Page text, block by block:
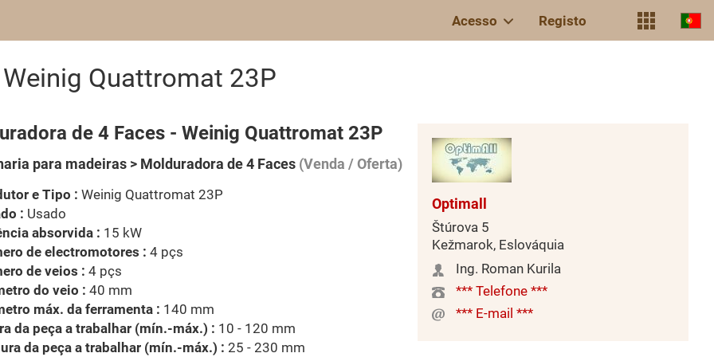
Acesso Registo
Quattromat 23P
de 4 Faces - Weinig Quattromat 23P
para madeiras > Molduradora de 4 Faces (Venda / Oferta)
e Tipo : Weinig Quattromat 23P
: Usado
absorvida : 15 kW
de electromotores : 4 pçs
de veios : 4 pçs
do veio : 40 mm
máx. da ferramenta : 140 mm
da peça a trabalhar (mín.-máx.) : 10 - 120 mm
da peça a trabalhar (mín.-máx.) : 25 - 230 mm
Optimall
Štúrova 5
Kežmarok, Eslováquia
Ing. Roman Kurila
*** Telefone ***
*** E-mail ***